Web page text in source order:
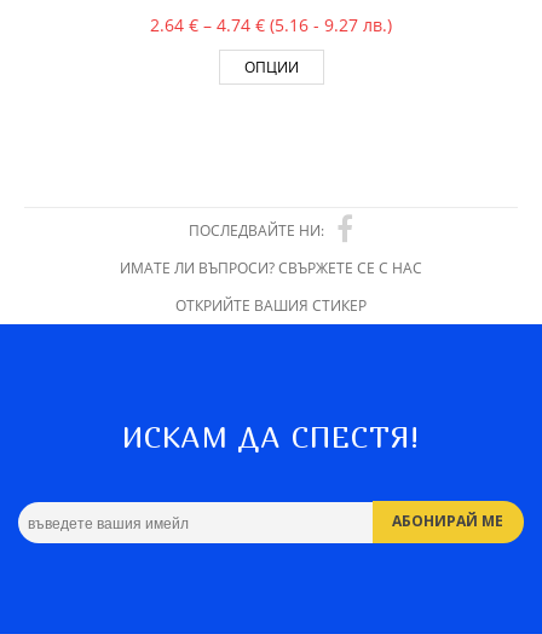
2.64 € – 4.74 €Price range: 2.64 € through 4.74 €
(5.16 - 9.27 лв.)
ОПЦИИ
ПОСЛЕДВАЙТЕ НИ:
ИМАТЕ ЛИ ВЪПРОСИ? СВЪРЖЕТЕ СЕ С НАС
ОТКРИЙТЕ ВАШИЯ СТИКЕР
ИСКАМ ДА СПЕСТЯ!